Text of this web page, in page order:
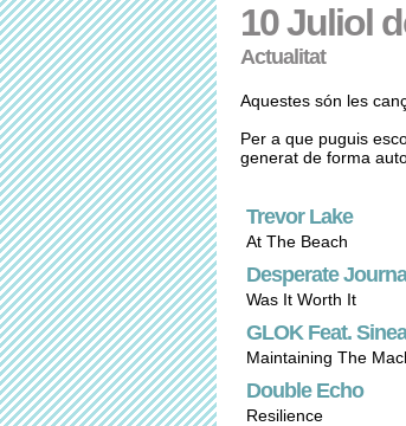
10 Juliol
Actualitat
Aquestes són les
Per a que puguis
generat de forma
Trevor Lake
At The Beach
Desperate
Was It Worth It
GLOK Feat.
Maintaining The
Double Echo
Resilience